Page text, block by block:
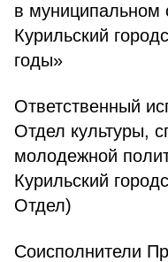
в
Курильский
годы»
Ответственный
Отдел культуры,
молодежной
Курильский
Отдел)
Соисполнители